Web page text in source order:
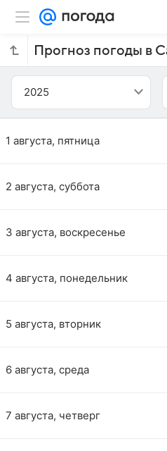
2025
1 августа, пятница
2 августа, суббота
3 августа, воскресенье
4 августа, понедельник
5 августа, вторник
6 августа, среда
7 августа, четверг